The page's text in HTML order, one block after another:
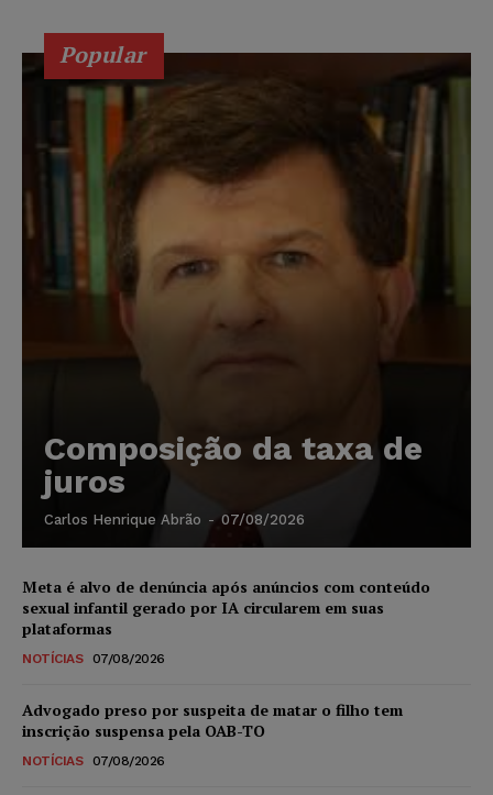
Popular
Composição da taxa de
juros
Carlos Henrique Abrão - 07/08/2026
Meta é alvo de denúncia após anúncios com conteúdo
sexual infantil gerado por IA circularem em suas
plataformas
NOTÍCIAS 07/08/2026
Advogado preso por suspeita de matar o filho tem
inscrição suspensa pela OAB-TO
NOTÍCIAS 07/08/2026